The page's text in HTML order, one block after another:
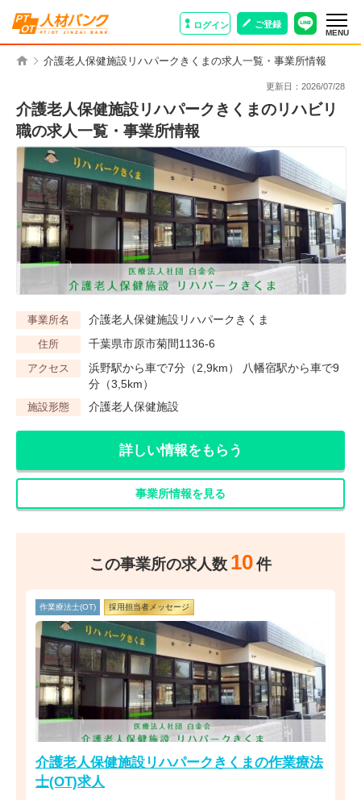
ログイン ご登録
MENU
介護老人保健施設リハパークきくまの求人一覧・事業所情報
更新日： 2026/07/28
介護老人保健施設リハパークきくまのリハビリ
職の求人一覧・事業所情報
事業所名 介護老人保健施設リハパークきくま
住所 千葉県市原市菊間1136-6
アクセス
浜野駅から車で7分（2,9km） 八幡宿駅から車で9
分（3,5km）
施設形態 介護老人保健施設
詳しい情報をもらう
事業所情報を見る
この事業所の求人数 10件
作業療法士(OT) 採用担当者メッセージ
介護老人保健施設リハパークきくまの作業療法
士(OT)求人